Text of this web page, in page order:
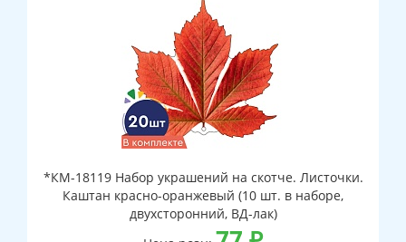
*КМ-18119 Набор украшений на скотче. Листочки.
Каштан красно-оранжевый (10 шт. в наборе,
двухсторонний, ВД-лак)